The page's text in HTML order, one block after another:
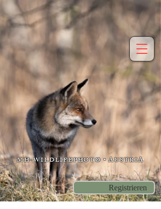
MH-WILDLIFEPHOTO • AUSTRIA
Registrieren